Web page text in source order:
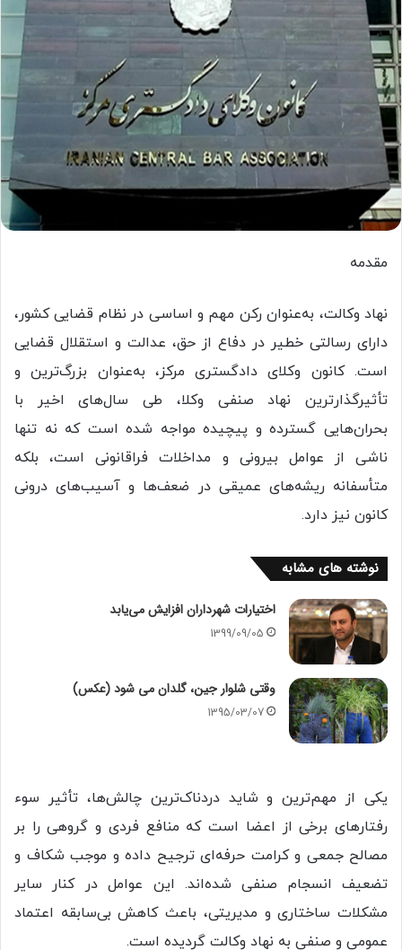
مقدمه
نهاد وکالت، به‌عنوان رکن مهم و اساسی در نظام قضایی کشور،
دارای رسالتی خطیر در دفاع از حق، عدالت و استقلال قضایی
است. کانون وکلای دادگستری مرکز، به‌عنوان بزرگ‌ترین و
تأثیرگذارترین نهاد صنفی وکلا، طی سال‌های اخیر با
بحران‌هایی گسترده و پیچیده مواجه شده است که نه تنها
ناشی از عوامل بیرونی و مداخلات فراقانونی است، بلکه
متأسفانه ریشه‌های عمیقی در ضعف‌ها و آسیب‌های درونی
کانون نیز دارد.
نوشته های مشابه
اختیارات شهرداران افزایش می‌یابد
1399/09/05
وقتی شلوار جین، گلدان می شود (عکس)
1395/03/07
یکی از مهم‌ترین و شاید دردناک‌ترین چالش‌ها، تأثیر سوء
رفتارهای برخی از اعضا است که منافع فردی و گروهی را بر
مصالح جمعی و کرامت حرفه‌ای ترجیح داده و موجب شکاف و
تضعیف انسجام صنفی شده‌اند. این عوامل در کنار سایر
مشکلات ساختاری و مدیریتی، باعث کاهش بی‌سابقه اعتماد
عمومی و صنفی به نهاد وکالت گردیده است.